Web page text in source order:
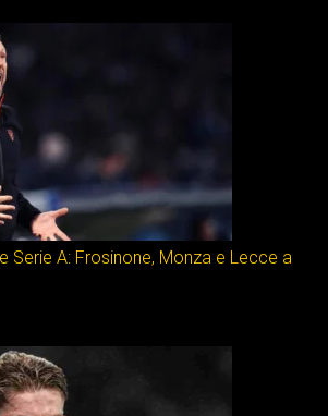
Serie A: Frosinone, Monza e Lecce a